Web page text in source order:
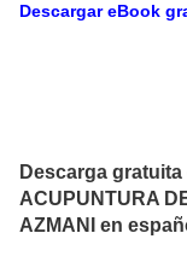
Descargar eBook
Descarga
ACUPUNTURA
AZMANI en